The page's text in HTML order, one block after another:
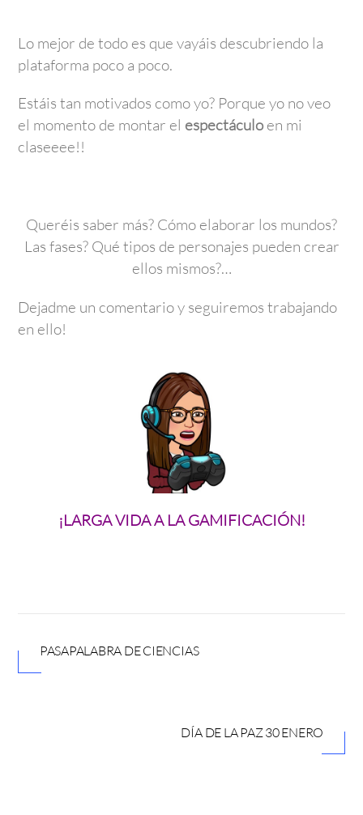
Lo mejor de todo es que vayáis descubriendo la
plataforma poco a poco.
Estáis tan motivados como yo? Porque yo no veo
el momento de montar el espectáculo en mi
claseeee!!
Queréis saber más? Cómo elaborar los mundos?
Las fases? Qué tipos de personajes pueden crear
ellos mismos?…
Dejadme un comentario y seguiremos trabajando
en ello!
¡LARGA VIDA A LA GAMIFICACIÓN!
PASAPALABRA DE CIENCIAS
DÍA DE LA PAZ 30 ENERO